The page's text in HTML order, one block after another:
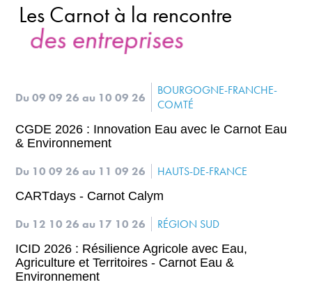
Les Carnot à la rencontre
entreprises
Du 09 09 26au 10 09 26
BOURGOGNE-FRANCHE-
COMTÉ
CGDE 2026 : Innovation Eau avec le Carnot Eau
& Environnement
Du 10 09 26au 11 09 26
HAUTS-DE-FRANCE
CARTdays - Carnot Calym
Du 12 10 26au 17 10 26
RÉGION SUD
ICID 2026 : Résilience Agricole avec Eau,
Agriculture et Territoires - Carnot Eau &
Environnement